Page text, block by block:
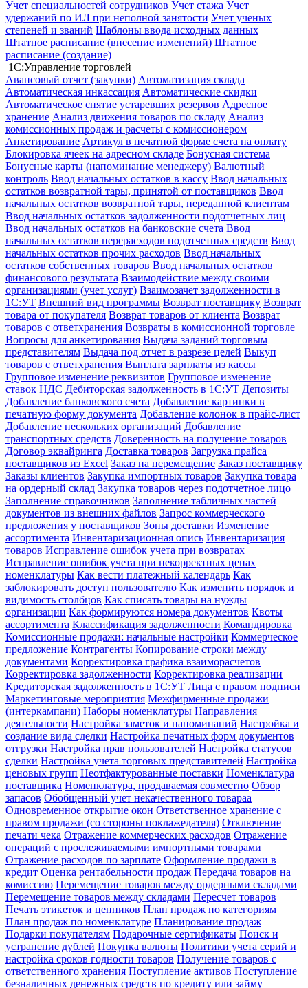
Учет специальностей сотрудников Учет стажа Учет
удержаний по ИЛ при неполной занятости Учет ученых
степеней и званий Шаблоны ввода исходных данных
Штатное расписание (внесение изменений) Штатное
расписание (создание)
1С:Управление торговлей
Авансовый отчет (закупки) Автоматизация склада
Автоматическая инкассация Автоматические скидки
Автоматическое снятие устаревших резервов Адресное
хранение Анализ движения товаров по складу Анализ
комиссионных продаж и расчеты с комиссионером
Анкетирование Артикул в печатной форме счета на оплату
Блокировка ячеек на адресном складе Бонусная система
Бонусные карты (напоминание менеджеру) Валютный
контроль Ввод начальных остатков в кассу Ввод начальных
остатков возвратной тары, принятой от поставщиков Ввод
начальных остатков возвратной тары, переданной клиентам
Ввод начальных остатков задолженности подотчетных лиц
Ввод начальных остатков на банковские счета Ввод
начальных остатков перерасходов подотчетных средств Ввод
начальных остатков прочих расходов Ввод начальных
остатков собственных товаров Ввод начальных остатков
финансового результата Взаимодействие между своими
организациями (учет услуг) Взаимозачет задолженности в
1С:УТ Внешний вид программы Возврат поставщику Возврат
товара от покупателя Возврат товаров от клиента Возврат
товаров с ответхранения Возвраты в комиссионной торговле
Вопросы для анкетирования Выдача заданий торговым
представителям Выдача под отчет в разрезе целей Выкуп
товаров с ответхранения Выплата зарплаты из кассы
Групповое изменение реквизитов Групповое изменение
ставок НДС Дебиторская задолженность в 1С:УТ Депозиты
Добавление банковского счета Добавление картинки в
печатную форму документа Добавление колонок в прайс-лист
Добавление нескольких организаций Добавление
транспортных средств Доверенность на получение товаров
Договор эквайринга Доставка товаров Загрузка прайса
поставщиков из Excel Заказ на перемещение Заказ поставщику
Заказы клиентов Закупка импортных товаров Закупка товара
на ордерный склад Закупка товаров через подотчетное лицо
Заполнение справочников Заполнение табличных частей
документов из внешних файлов Запрос коммерческого
предложения у поставщиков Зоны доставки Изменение
ассортимента Инвентаризационная опись Инвентаризация
товаров Исправление ошибок учета при возвратах
Исправление ошибок учета при некорректных ценах
номенклатуры Как вести платежный календарь Как
заблокировать доступ пользователю Как изменить порядок и
видимость столбцов Как списать товары на нужды
организации Как формируются номера документов Квоты
ассортимента Классификация задолженности Командировка
Комиссионные продажи: начальные настройки Коммерческое
предложение Контрагенты Копирование строки между
документами Корректировка графика взаиморасчетов
Корректировка задолженности Корректировка реализации
Кредиторская задолженность в 1С:УТ Лица с правом подписи
Маркетинговые мероприятия Межфирменные продажи
(интеркампани) Наборы номенклатуры Направления
деятельности Настройка заметок и напоминаний Настройка и
создание вида сделки Настройка печатных форм документов
отгрузки Настройка прав пользователей Настройка статусов
сделки Настройка учета торговых представителей Настройка
ценовых групп Неотфактурованные поставки Номенклатура
поставщика Номенклатура, продаваемая совместно Обзор
запасов Обобщенный учет некачественного товараа
Одновременное открытие окон Ответственное хранение с
правом продажи (со стороны поклажедателя) Отключение
печати чека Отражение коммерческих расходов Отражение
операций с прослеживаемыми импортными товарами
Отражение расходов по зарплате Оформление продажи в
кредит Оценка рентабельности продаж Передача товаров на
комиссию Перемещение товаров между ордерными складами
Перемещение товаров между складами Пересчет товаров
Печать этикеток и ценников План продаж по категориям
План продаж по номенклатуре Планирование продаж
Подарки покупателям Подарочные сертификаты Поиск и
устранение дублей Покупка валюты Политики учета серий и
настройка сроков годности товаров Получение товаров с
ответственного хранения Поступление активов Поступление
безналичных денежных средств по кредиту или займу